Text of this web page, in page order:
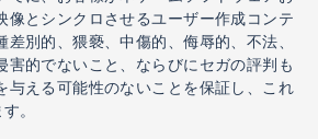
像とシンクロさせるユーザー作成コンテ
別的、猥褻、中傷的、侮辱的、不法、
害的でないこと、ならびにセガの評判も
与える可能性のないことを保証し、これ
。